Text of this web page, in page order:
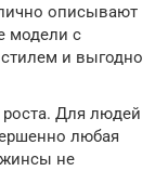
описывают
модели с
и выгодно
Для людей
любая
не